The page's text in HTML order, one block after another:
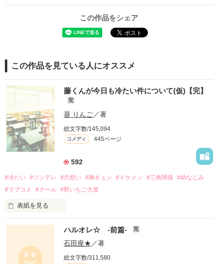
この作品をシェア
この作品を見ている人にオススメ
藤くんが今日も冷たい件について(仮)【完】
完
葵 りんご／著
総文字数/145,094
コメディ 445ページ
592
#冷たい #ツンデレ #片想い #胸キュン #イケメン #三角関係 #幼なじみ
#ラブコメ
#クール #野いちご大賞
表紙を見る
ハルオレ☆ -前篇- 完
石田座★／著
総文字数/311,580